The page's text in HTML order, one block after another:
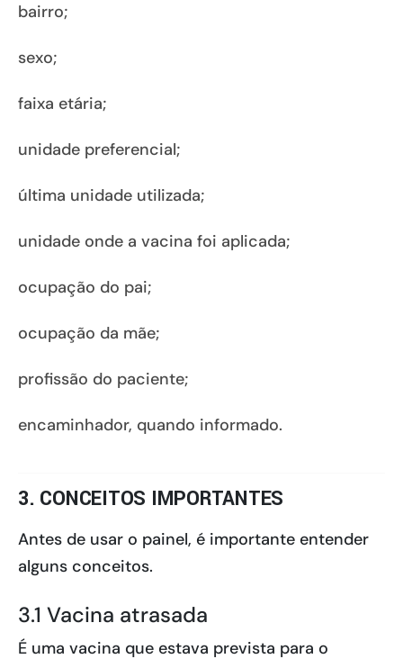
bairro;
sexo;
faixa etária;
unidade preferencial;
última unidade utilizada;
unidade onde a vacina foi aplicada;
ocupação do pai;
ocupação da mãe;
profissão do paciente;
encaminhador, quando informado.
3. CONCEITOS IMPORTANTES
Antes de usar o painel, é importante entender
alguns conceitos.
3.1 Vacina atrasada
É uma vacina que estava prevista para o